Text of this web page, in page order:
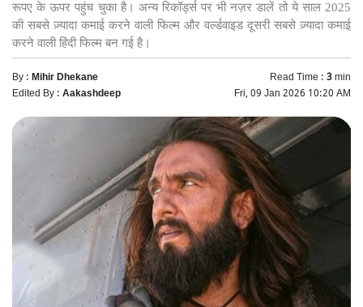
रूपए के ऊपर पहुंच चुका है। अन्य रिकॉर्ड्स पर भी नज़र डालें तो ये साल 2025
की सबसे ज़्यादा कमाई करने वाली फिल्म और वर्ल्डवाइड दूसरी सबसे ज़्यादा कमाई
करने वाली हिंदी फिल्म बन गई है।
By :Mihir Dhekane Read Time :3min
Edited By :Aakashdeep Fri, 09 Jan 2026 10:20 AM